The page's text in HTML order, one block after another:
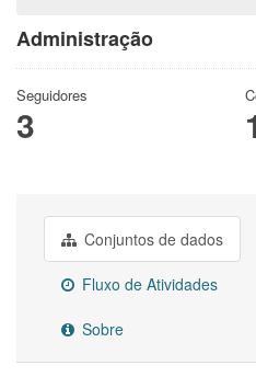
Administração
Seguidores
3
Conjuntos de dados
Fluxo de Atividades
Sobre